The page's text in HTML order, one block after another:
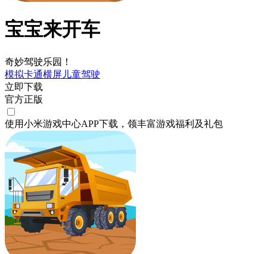
宝宝来开车
奇妙驾驶乐园！
模拟卡通横屏 儿童驾驶
立即下载
官方正版
使用小米游戏中心APP下载 ，领丰富游戏福利 及礼包